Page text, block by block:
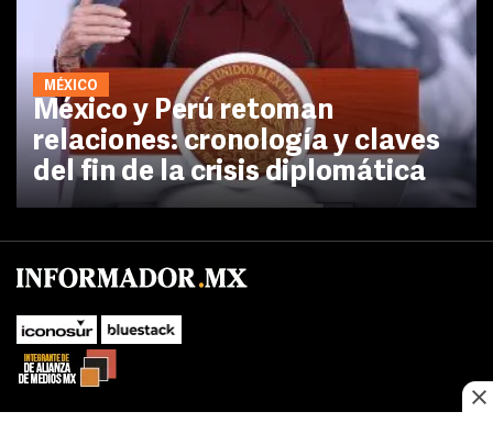
MÉXICO
México y Perú retoman
relaciones: cronología y claves
del fin de la crisis diplomática